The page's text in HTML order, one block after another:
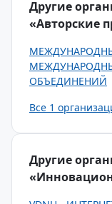
Другие
«Авторские
ОБЪЕДИНЕНИЙ
Все 1
Другие